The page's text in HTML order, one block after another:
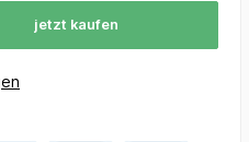
jetzt kaufen